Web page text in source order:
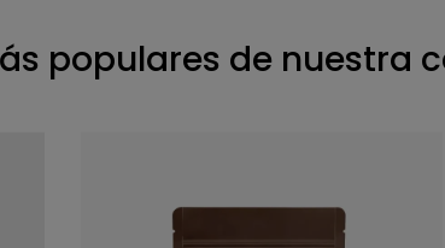
populares de nuestra